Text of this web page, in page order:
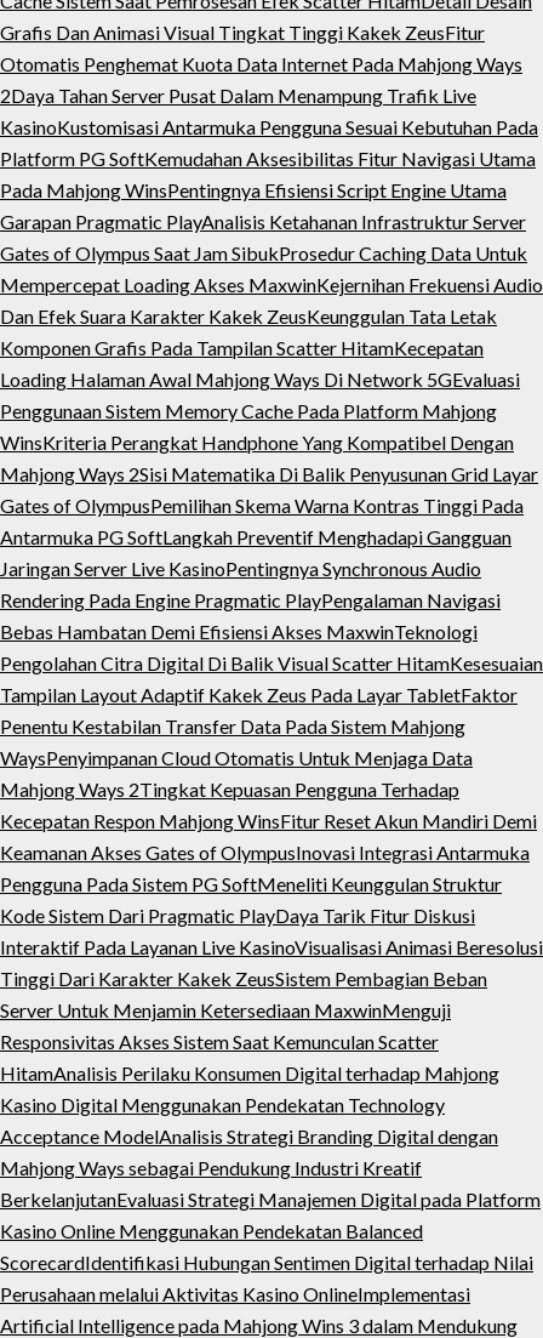
Grafis Dan Animasi Visual Tingkat Tinggi Kakek ZeusFitur
Otomatis Penghemat Kuota Data Internet Pada Mahjong Ways
2Daya Tahan Server Pusat Dalam Menampung Trafik Live
KasinoKustomisasi Antarmuka Pengguna Sesuai Kebutuhan Pada
Platform PG SoftKemudahan Aksesibilitas Fitur Navigasi Utama
Pada Mahjong WinsPentingnya Efisiensi Script Engine Utama
Garapan Pragmatic PlayAnalisis Ketahanan Infrastruktur Server
Gates of Olympus Saat Jam SibukProsedur Caching Data Untuk
Mempercepat Loading Akses MaxwinKejernihan Frekuensi Audio
Dan Efek Suara Karakter Kakek ZeusKeunggulan Tata Letak
Komponen Grafis Pada Tampilan Scatter HitamKecepatan
Loading Halaman Awal Mahjong Ways Di Network 5GEvaluasi
Penggunaan Sistem Memory Cache Pada Platform Mahjong
WinsKriteria Perangkat Handphone Yang Kompatibel Dengan
Mahjong Ways 2Sisi Matematika Di Balik Penyusunan Grid Layar
Gates of OlympusPemilihan Skema Warna Kontras Tinggi Pada
Antarmuka PG SoftLangkah Preventif Menghadapi Gangguan
Jaringan Server Live KasinoPentingnya Synchronous Audio
Rendering Pada Engine Pragmatic PlayPengalaman Navigasi
Bebas Hambatan Demi Efisiensi Akses MaxwinTeknologi
Pengolahan Citra Digital Di Balik Visual Scatter HitamKesesuaian
Tampilan Layout Adaptif Kakek Zeus Pada Layar TabletFaktor
Penentu Kestabilan Transfer Data Pada Sistem Mahjong
WaysPenyimpanan Cloud Otomatis Untuk Menjaga Data
Mahjong Ways 2Tingkat Kepuasan Pengguna Terhadap
Kecepatan Respon Mahjong WinsFitur Reset Akun Mandiri Demi
Keamanan Akses Gates of OlympusInovasi Integrasi Antarmuka
Pengguna Pada Sistem PG SoftMeneliti Keunggulan Struktur
Kode Sistem Dari Pragmatic PlayDaya Tarik Fitur Diskusi
Interaktif Pada Layanan Live KasinoVisualisasi Animasi Beresolusi
Tinggi Dari Karakter Kakek ZeusSistem Pembagian Beban
Server Untuk Menjamin Ketersediaan MaxwinMenguji
Responsivitas Akses Sistem Saat Kemunculan Scatter
HitamAnalisis Perilaku Konsumen Digital terhadap Mahjong
Kasino Digital Menggunakan Pendekatan Technology
Acceptance ModelAnalisis Strategi Branding Digital dengan
Mahjong Ways sebagai Pendukung Industri Kreatif
BerkelanjutanEvaluasi Strategi Manajemen Digital pada Platform
Kasino Online Menggunakan Pendekatan Balanced
ScorecardIdentifikasi Hubungan Sentimen Digital terhadap Nilai
Perusahaan melalui Aktivitas Kasino OnlineImplementasi
Artificial Intelligence pada Mahjong Wins 3 dalam Mendukung